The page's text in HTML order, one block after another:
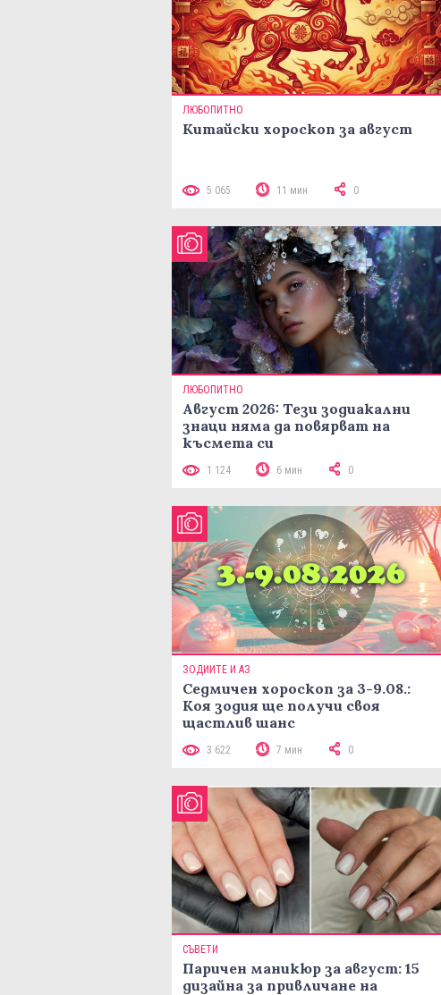
ЛЮБОПИТНО
Китайски хороскоп за август
5 065 11 мин 0
ЛЮБОПИТНО
Август 2026: Тези зодиакални
знаци няма да повярват на
късмета си
1 124 6 мин 0
ЗОДИИТЕ И АЗ
Седмичен хороскоп за 3-9.08.:
Коя зодия ще получи своя
щастлив шанс
3 622 7 мин 0
СЪВЕТИ
Паричен маникюр за август: 15
дизайна за привличане на